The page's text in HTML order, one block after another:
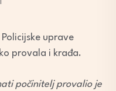
uprave
provala i krađa.
počinitelj provalio je